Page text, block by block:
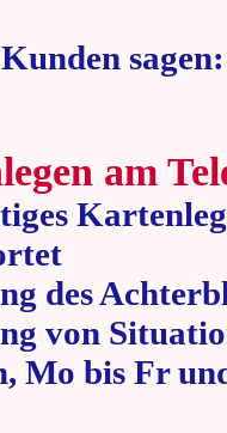
am
des
von
Mo bis Fr
» 80